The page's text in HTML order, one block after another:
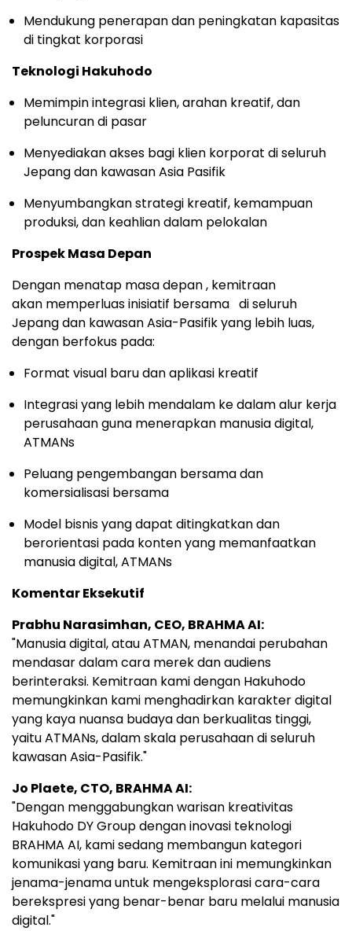
Mendukung penerapan dan peningkatan kapasitas
di tingkat korporasi
Teknologi Hakuhodo
Memimpin integrasi klien, arahan kreatif, dan
peluncuran di pasar
Menyediakan akses bagi klien korporat di seluruh
Jepang dan kawasan Asia Pasifik
Menyumbangkan strategi kreatif, kemampuan
produksi, dan keahlian dalam pelokalan
Prospek Masa Depan
Dengan menatap masa depan , kemitraan
akan memperluas inisiatif bersama di seluruh
Jepang dan kawasan Asia-Pasifik yang lebih luas,
dengan berfokus pada:
Format visual baru dan aplikasi kreatif
Integrasi yang lebih mendalam ke dalam alur kerja
perusahaan guna menerapkan manusia digital,
ATMANs
Peluang pengembangan bersama dan
komersialisasi bersama
Model bisnis yang dapat ditingkatkan dan
berorientasi pada konten yang memanfaatkan
manusia digital, ATMANs
Komentar Eksekutif
Prabhu Narasimhan, CEO, BRAHMA AI:
"Manusia digital, atau ATMAN, menandai perubahan
mendasar dalam cara merek dan audiens
berinteraksi. Kemitraan kami dengan Hakuhodo
memungkinkan kami menghadirkan karakter digital
yang kaya nuansa budaya dan berkualitas tinggi,
yaitu ATMANs, dalam skala perusahaan di seluruh
kawasan Asia-Pasifik."
Jo Plaete, CTO, BRAHMA AI:
"Dengan menggabungkan warisan kreativitas
Hakuhodo DY Group dengan inovasi teknologi
BRAHMA AI, kami sedang membangun kategori
komunikasi yang baru. Kemitraan ini memungkinkan
jenama-jenama untuk mengeksplorasi cara-cara
berekspresi yang benar-benar baru melalui manusia
digital."